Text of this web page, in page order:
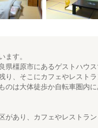
ます。
県橿原市にあるゲストハウ
り、そこにカフェやレスト
のは大体徒歩か自転車圏内
があり、カフェやレストラ